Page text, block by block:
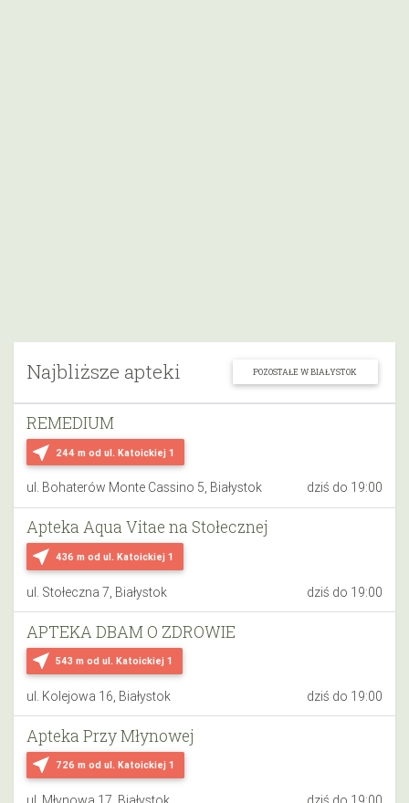
Najbliższe apteki POZOSTAŁE W BIAŁYSTOK
near_me 244 m od ul. Katoickiej 1
REMEDIUM
ul. Bohaterów Monte Cassino 5, Białystok dziś do 19:00
near_me 436 m od ul. Katoickiej 1
Apteka Aqua Vitae na Stołecznej
ul. Stołeczna 7, Białystok dziś do 19:00
near_me 543 m od ul. Katoickiej 1
APTEKA DBAM O ZDROWIE
ul. Kolejowa 16, Białystok dziś do 19:00
near_me 726 m od ul. Katoickiej 1
Apteka Przy Młynowej